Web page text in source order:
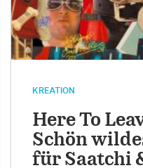
KREATION
Here To
Schön
für Saatchi